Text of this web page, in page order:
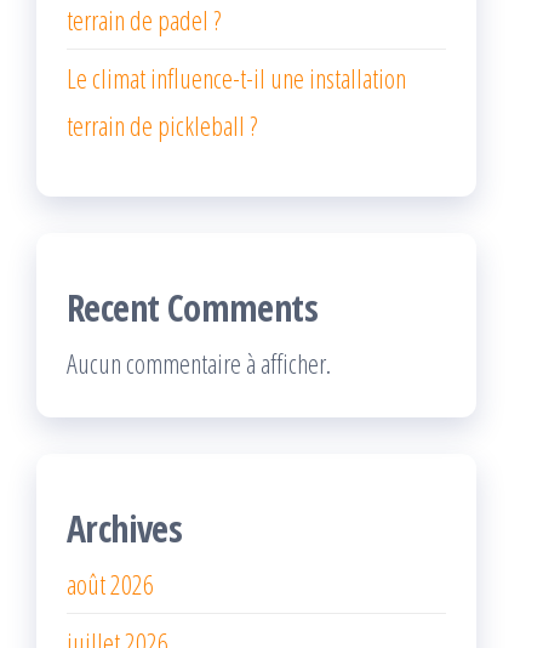
terrain de padel ?
Le climat influence-t-il une installation
terrain de pickleball ?
Recent Comments
Aucun commentaire à afficher.
Archives
août 2026